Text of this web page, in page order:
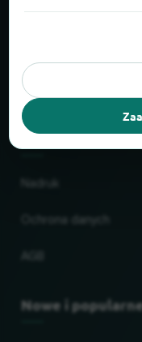
O locabee
Partnerzy
Prawne
Ochrona danych
Nowe i